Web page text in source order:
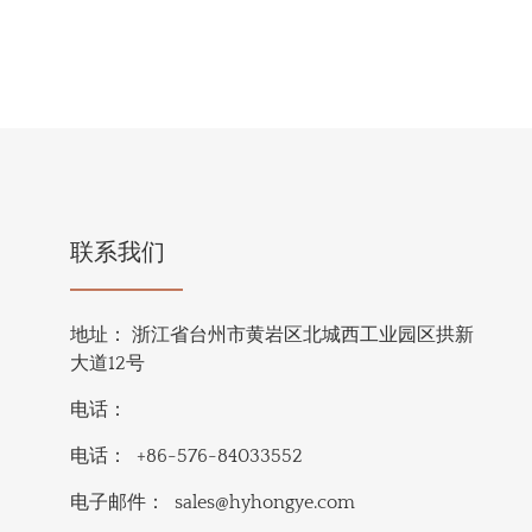
联系我们
地址：浙江省台州市黄岩区北城西工业园区拱新
大道12号
电话：
电话： +86-576-84033552
电子邮件： sales@hyhongye.com